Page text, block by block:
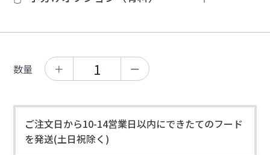
数量 ＋ ー
ご注文日から10-14営業日以内にできたてのフード
を発送(土日祝除く)